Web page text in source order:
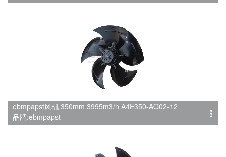
ebmpapst风机 350mm 3995m3/h A4E350-AQ02-12
品牌:ebmpapst